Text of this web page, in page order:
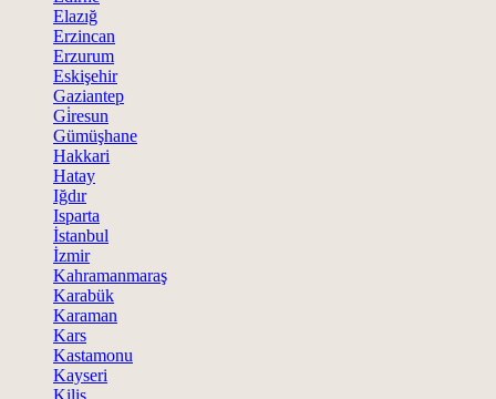
Elazığ
Erzincan
Erzurum
Eskişehir
Gaziantep
Gi̇resun
Gümüşhane
Hakkari
Hatay
Iğdır
Isparta
İstanbul
İzmir
Kahramanmaraş
Karabük
Karaman
Kars
Kastamonu
Kayseri
Kilis